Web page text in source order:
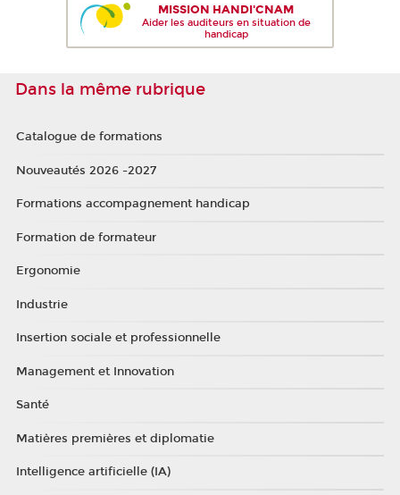
MISSION HANDI'CNAM
Aider les auditeurs en situation de
handicap
Dans la même rubrique
Catalogue de formations
Nouveautés 2026 -2027
Formations accompagnement handicap
Formation de formateur
Ergonomie
Industrie
Insertion sociale et professionnelle
Management et Innovation
Santé
Matières premières et diplomatie
Intelligence artificielle (IA)